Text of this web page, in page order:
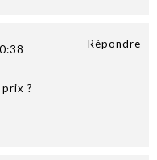
Répondre
?